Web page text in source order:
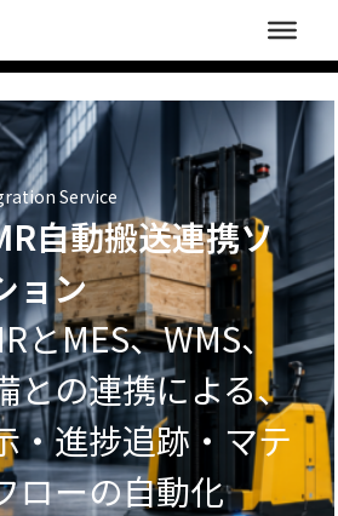
Service
自動搬送連携ソ
ョン
とMES、WMS、
との連携による、
・進捗追跡・マテ
ローの自動化